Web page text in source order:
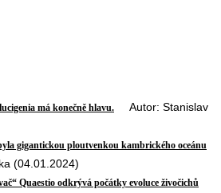
má konečně hlavu. Autor: Stanislav
gigantickou ploutvenkou kambrického oceánu
(04.01.2024)
Quaestio odkrývá počátky evoluce živočichů